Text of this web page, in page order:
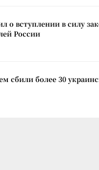
о вступлении в силу
России
сбили более 30